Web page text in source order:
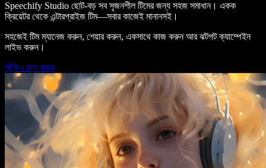
Speechify Studio ছোট-বড় সব সৃজনশীল টিমের জন্য সহজ সমাধান। একক
ক্রিয়েটর থেকে এন্টারপ্রাইজ টিম—সবার কাজেই মানানসই।
সহজেই টিম ম্যানেজ করুন, শেয়ার করুন, একসাথে কাজ করুন আর ঝটপট ক্যাম্পেইন
লাইভ করুন।
স্টুডিও চালু করুন